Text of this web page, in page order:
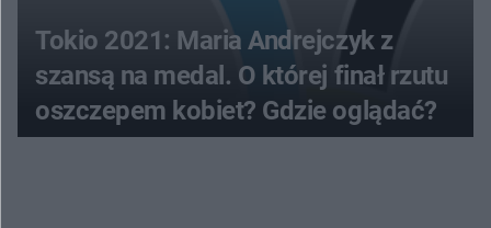
Tokio 2021: Maria Andrejczyk z
szansą na medal. O której finał rzutu
oszczepem kobiet? Gdzie oglądać?